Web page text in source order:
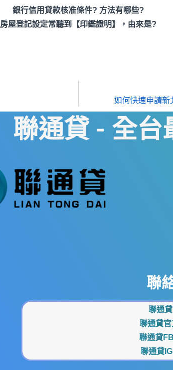
銀行信用貸款核准條件? 方法有哪些?
房屋登記設定常聽到【印鑑證明】，由來是?
如何快速申請
聯通貸 - 全台
聯
聯通
聯通貸
聯通貸FB
聯通貸IG